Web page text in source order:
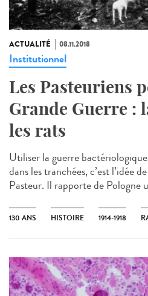
ACTUALITÉ 08.11.2018
Institutionnel
Les Pasteuriens
Grande Guerre :
les rats
Utiliser la guerre
dans les tranchées, c’est l’idée
Pasteur. Il rapporte de Pologne
130 ANS HISTOIRE 1914-1918